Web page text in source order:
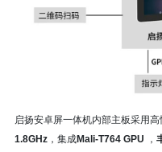
启扬安卓屏一体机内部主板采用
1.8GHz ，集成Mali-T764 GPU ，